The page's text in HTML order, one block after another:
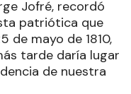
Jofré, recordó
patriótica que
de mayo de 1810,
tarde daría lugar
de nuestra